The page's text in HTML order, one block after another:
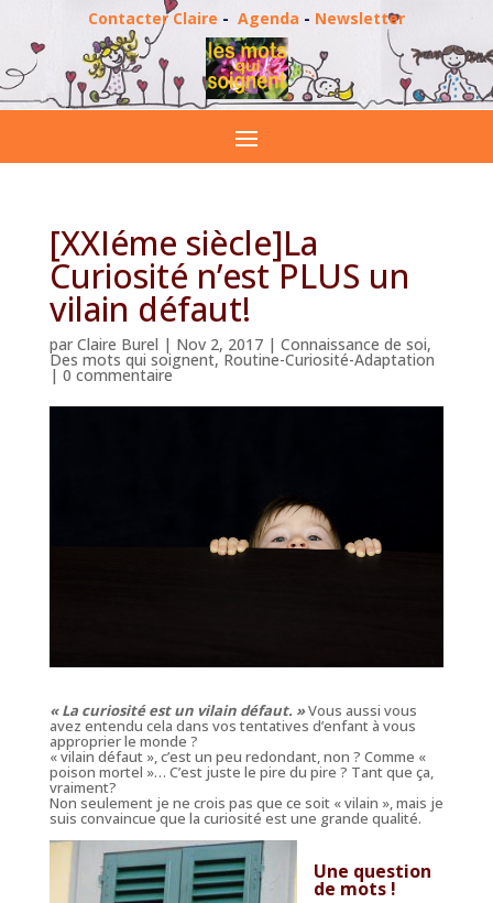
Contacter Claire - Agenda - Newsletter
[XXIéme siècle]La
Curiosité n’est PLUS un
vilain défaut!
par Claire Burel | Nov 2, 2017| Connaissance de soi,
Des mots qui soignent, Routine-Curiosité-Adaptation
| 0 commentaire
« La curiosité est un vilain défaut. »Vous aussi vous
avez entendu cela dans vos tentatives d’enfant à vous
approprier le monde ?
« vilain défaut », c’est un peu redondant, non ? Comme «
poison mortel »… C’est juste le pire du pire ? Tant que ça,
vraiment?
Non seulement je ne crois pas que ce soit « vilain », mais je
suis convaincue que la curiosité est une grande qualité.
Une question
de mots !